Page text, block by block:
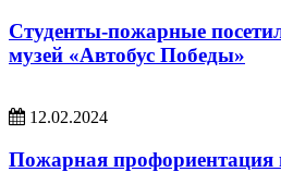
Студенты-пожарные
музей «Автобус Победы»
12.02.2024
Пожарная профориентация